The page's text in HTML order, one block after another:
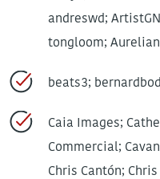
andreswd;
tongloom;
beats3;
Caia Images;
Commercial;
Chris Cantón;